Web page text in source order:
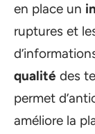
en place un
ruptures et
qualité des
permet
améliore la